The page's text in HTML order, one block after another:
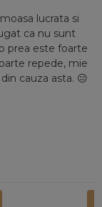
lucrata si
ca nu sunt
prea este foarte
repede, mie
cauza asta. 😐